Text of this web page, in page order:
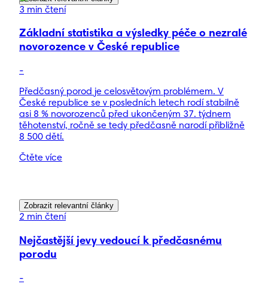
3 min čtení
Základní statistika a výsledky péče o nezralé
novorozence v České republice
-
Předčasný porod je celosvětovým problémem. V
České republice se v posledních letech rodí stabilně
asi 8 % novorozenců před ukončeným 37. týdnem
těhotenství, ročně se tedy předčasně narodí přibližně
8 500 dětí.
Čtěte více
Zobrazit relevantní články
2 min čtení
Nejčastější jevy vedoucí k předčasnému
porodu
-